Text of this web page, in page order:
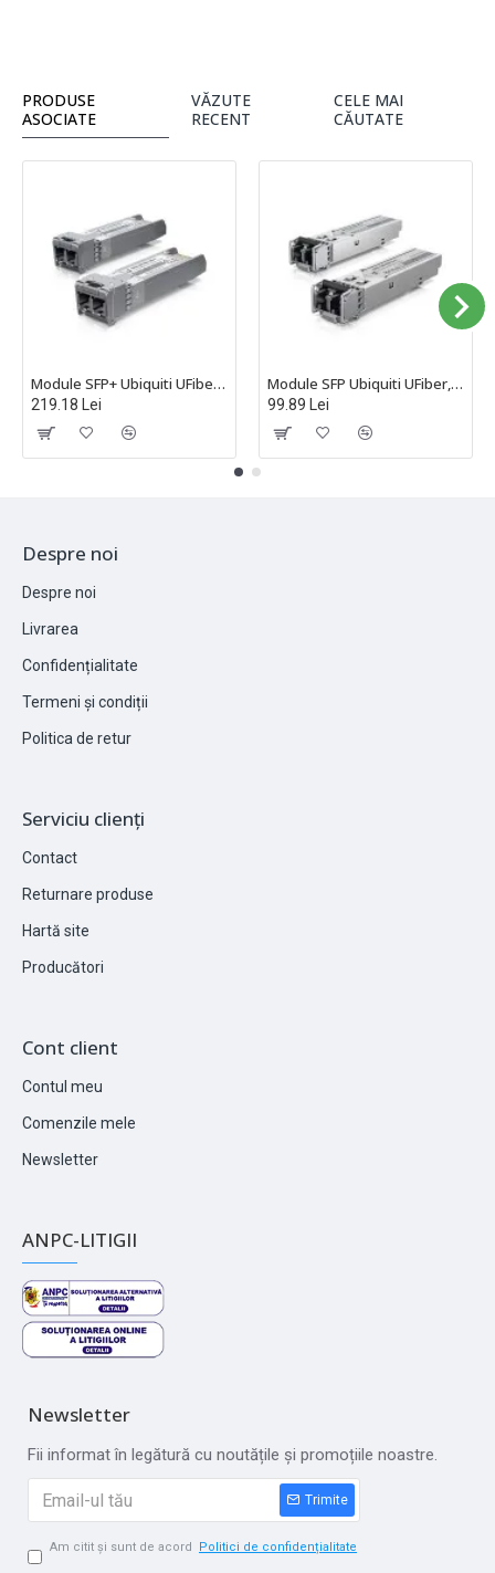
PRODUSE
ASOCIATE
VĂZUTE
RECENT
CELE MAI
CĂUTATE
Module SFP+ Ubiquiti UFiber, multi-mode, conector LC, TX:850nm, RX:850nm, 300m, 10Gbps - UACC-OM-MM-10G-D-2
219.18 Lei
Module SFP Ubiquiti UFiber, multi-mode, conector LC, TX:850nm, RX:850nm, 550m, 1Gbps, Pachet de 2 Bucăți - UACC-OM-MM-1G-D-2
99.89 Lei
Despre noi
Despre noi
Livrarea
Confidențialitate
Termeni și condiții
Politica de retur
Serviciu clienți
Contact
Returnare produse
Hartă site
Producători
Cont client
Contul meu
Comenzile mele
Newsletter
ANPC-LITIGII
Newsletter
Fii informat în legătură cu noutățile și promoțiile noastre.
Trimite
Am citit și sunt de acord Politici de confidențialitate